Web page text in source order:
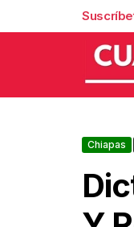
Chiapas